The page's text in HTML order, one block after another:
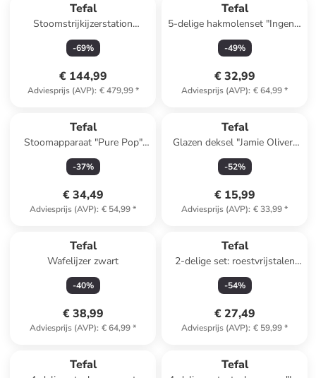
Tefal
Stoomstrijkijzerstation
"Express Protect" blauw
-69%
€ 144,99
Adviesprijs (AVP): € 479,99*
Tefal
5-delige hakmolenset "Ingenio
Maxi-Kit" zwart/groen - 900
ml
-49%
€ 32,99
Adviesprijs (AVP): € 64,99*
Tefal
Stoomapparaat "Pure Pop"
geel
-37%
€ 34,49
Adviesprijs (AVP): € 54,99*
Tefal
Glazen deksel "Jamie Oliver"
zilverkleurig - Ø 24 cm
-52%
€ 15,99
Adviesprijs (AVP): € 33,99*
Tefal
Wafelijzer zwart
-40%
€ 38,99
Adviesprijs (AVP): € 64,99*
Tefal
2-delige set: roestvrijstalen
pan met deksel "Duetto" - Ø
20 cm
-54%
€ 27,49
Adviesprijs (AVP): € 59,99*
Tefal Tefal